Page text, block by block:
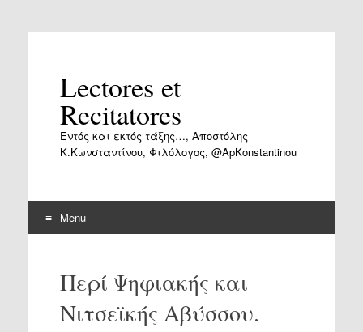
Lectores et
Recitatores
Εντός και εκτός τάξης…, Αποστόλης
Κ.Κωνσταντίνου, Φιλόλογος, @ApKonstantinou
Menu
contentΠερί Ψηφιακής και
Νιτσεϊκής Αβύσσου.